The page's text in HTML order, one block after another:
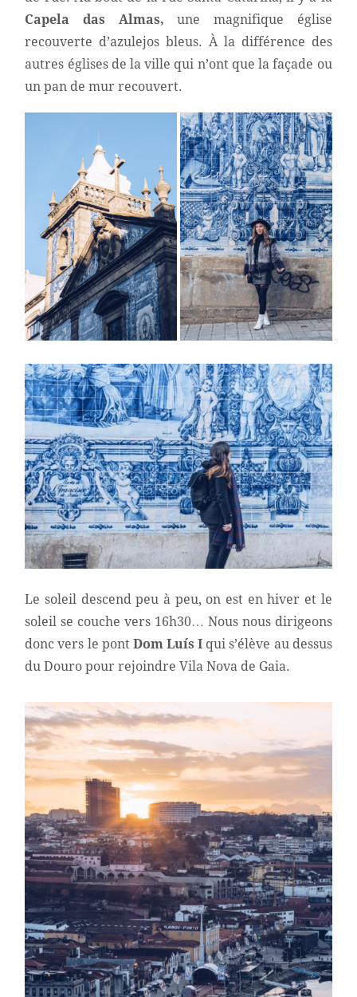
Capela das Almas,une magnifique église
recouverte d’azulejos bleus. À la différence des
autres églises de la ville qui n’ont que la façade ou
un pan de mur recouvert.
Le soleil descend peu à peu, on est en hiver et le
soleil se couche vers 16h30… Nous nous dirigeons
donc vers le pontDom Luís I qui s’élève au dessus
du Douro pour rejoindre Vila Nova de Gaia.